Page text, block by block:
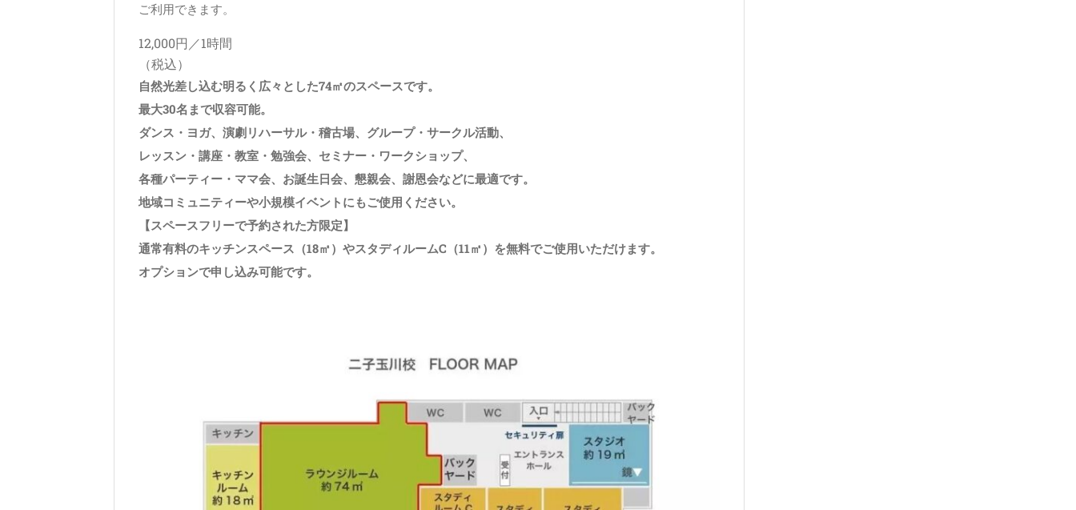
ご利用できます。
12,000円／1時間
（税込）
自然光差し込む明るく広々とした74㎡のスペースです。
最大30名まで収容可能。
ダンス・ヨガ、演劇リハーサル・稽古場、グループ・サークル活動、
レッスン・講座・教室・勉強会、セミナー・ワークショップ、
各種パーティー・ママ会、お誕生日会、懇親会、謝恩会などに最適です。
地域コミュニティーや小規模イベントにもご使用ください。
【スペースフリーで予約された方限定】
通常有料のキッチンスペース（18㎡）やスタディルームC（11㎡）を無料でご使用いただけます。
オプションで申し込み可能です。